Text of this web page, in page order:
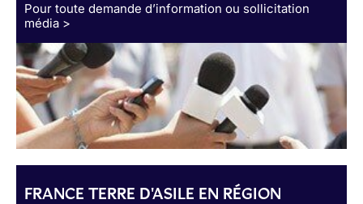
Pour toute demande d’information ou sollicitation
média >
FRANCE TERRE D'ASILE EN RÉGION